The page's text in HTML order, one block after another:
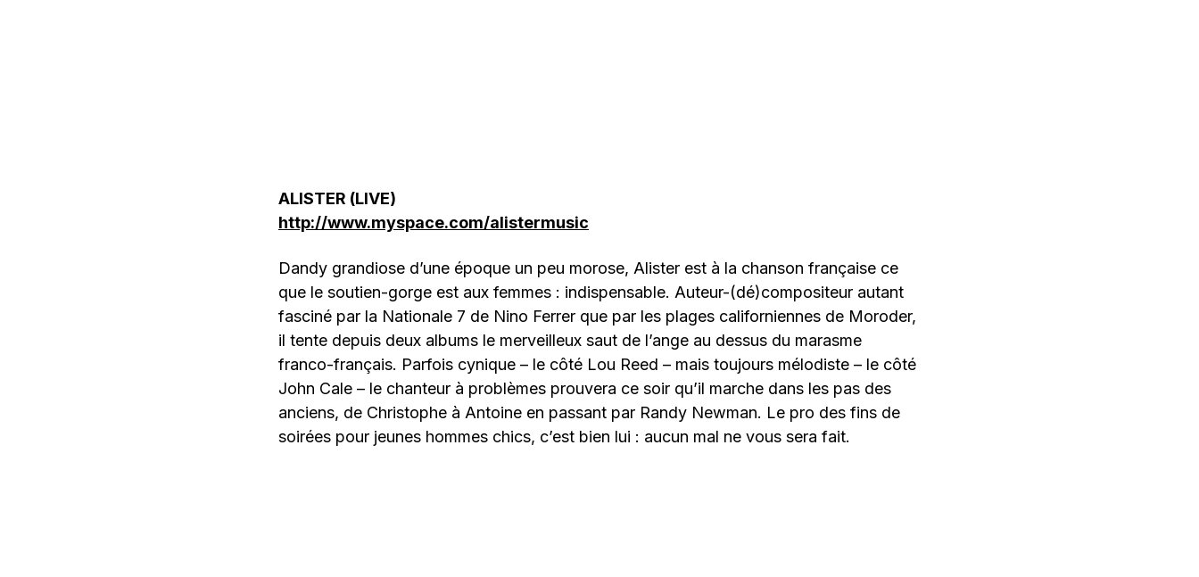
ALISTER (LIVE)
http://www.myspace.com/alistermusic
Dandy grandiose d’une époque un peu morose, Alister est à la chanson française ce
que le soutien-gorge est aux femmes : indispensable. Auteur-(dé)compositeur autant
fasciné par la Nationale 7 de Nino Ferrer que par les plages californiennes de Moroder,
il tente depuis deux albums le merveilleux saut de l’ange au dessus du marasme
franco-français. Parfois cynique – le côté Lou Reed – mais toujours mélodiste – le côté
John Cale – le chanteur à problèmes prouvera ce soir qu’il marche dans les pas des
anciens, de Christophe à Antoine en passant par Randy Newman. Le pro des fins de
soirées pour jeunes hommes chics, c’est bien lui : aucun mal ne vous sera fait.